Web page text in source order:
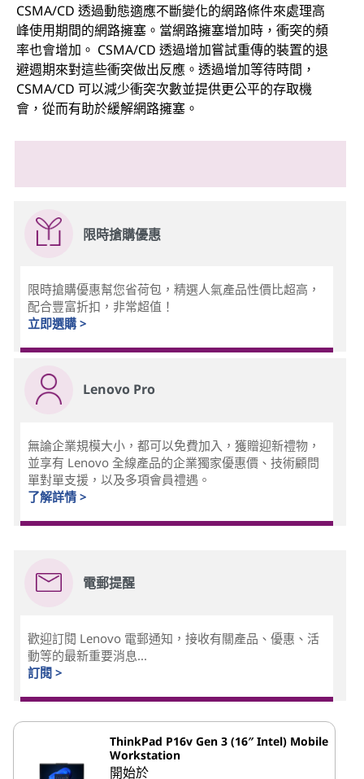
CSMA/CD 透過動態適應不斷變化的網路條件來處理高
峰使用期間的網路擁塞。當網路擁塞增加時，衝突的頻
率也會增加。 CSMA/CD 透過增加嘗試重傳的裝置的退
避週期來對這些衝突做出反應。透過增加等待時間，
CSMA/CD 可以減少衝突次數並提供更公平的存取機
會，從而有助於緩解網路擁塞。
限時搶購優惠
限時搶購優惠幫您省荷包，精選人氣產品性價比超高，
配合豐富折扣，非常超值！
立即選購 >
Lenovo Pro
無論企業規模大小，都可以免費加入，獲贈迎新禮物，
並享有 Lenovo 全線產品的企業獨家優惠價、技術顧問
單對單支援，以及多項會員禮遇。
了解詳情 >
電郵提醒
歡迎訂閱 Lenovo 電郵通知，接收有關產品、優惠、活
動等的最新重要消息...
訂閱 >
ThinkPad P16v Gen 3 (16″ Intel) Mobile
Workstation
開始於